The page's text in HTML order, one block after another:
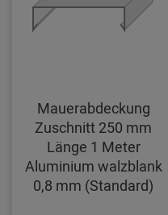
Mauerabdeckung
Zuschnitt 250 mm
Länge 1 Meter
Aluminium walzblank
0,8 mm (Standard)